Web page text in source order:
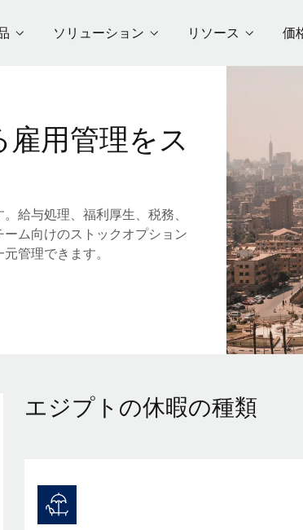
ソリューション リソース 価
用管理をス
給与処理、福利厚生、税務、
ム向けのストックオプション
管理できます。
エジプトの休暇の種類